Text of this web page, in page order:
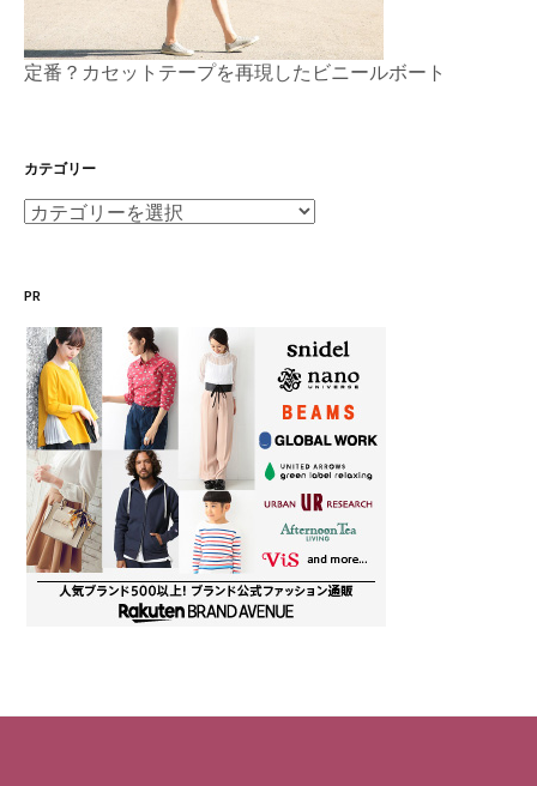
定番？カセットテープを再現したビニールボート
カテゴリー
カ
リ
ー
PR